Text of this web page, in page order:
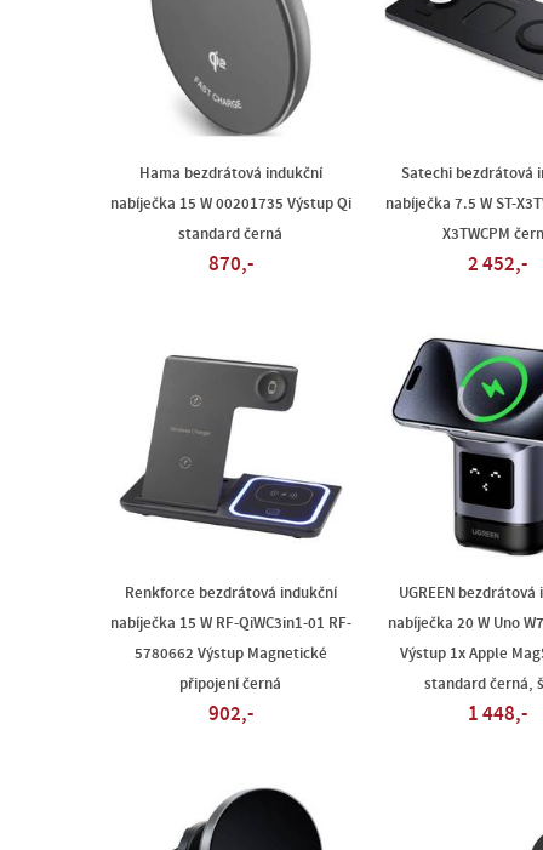
Hama bezdrátová indukční
nabíječka 15 W 00201735 Výstup Qi
standard černá
870,-
Satechi bezdrátová
nabíječka 7.5 W ST-
X3TWCPM
2 452,-
Renkforce bezdrátová indukční
nabíječka 15 W RF-QiWC3in1-01 RF-
5780662 Výstup Magnetické
připojení černá
902,-
UGREEN bezdrátová
nabíječka 20 W Uno
Výstup 1x Apple
standard černá,
1 448,-